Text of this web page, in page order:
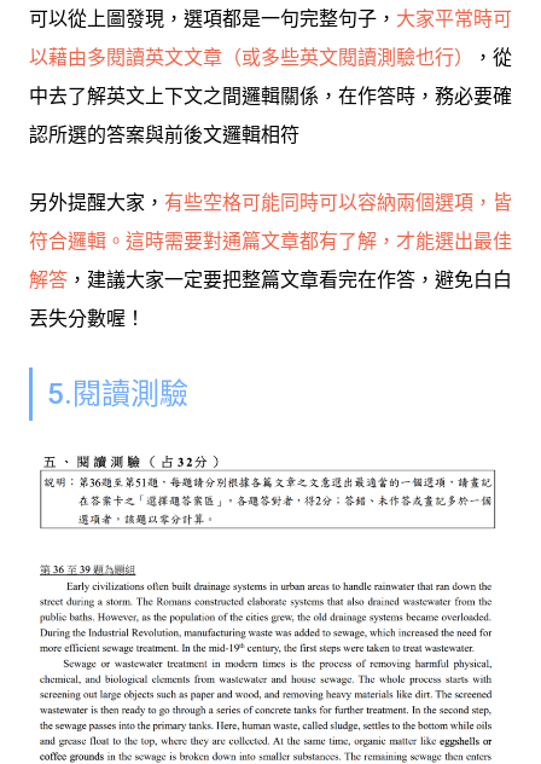
可以從上圖發現，選項都是一句完整句子， 大家平常時可
以藉由多閱讀英文文章（或多些英文閱讀測驗也行）
，從
中去了解英文上下文之間邏輯關係，在作答時，務必要確
認所選的答案與前後文邏輯相符
另外提醒大家， 有些空格可能同時可以容納兩個選項，皆
符合邏輯。這時需要對通篇文章都有了解，才能選出最佳
解答 ，建議大家一定要把整篇文章看完在作答，避免白白
丟失分數喔！
5.閱讀測驗